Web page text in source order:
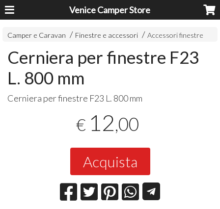
Venice Camper Store
Camper e Caravan Finestre e accessori Accessori finestre
Cerniera per finestre F23
L. 800 mm
Cerniera per finestre F23 L. 800 mm
€ 12,00
Acquista